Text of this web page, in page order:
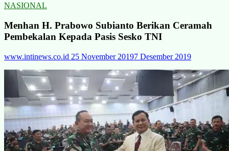
NASIONAL
Menhan H. Prabowo Subianto Berikan Ceramah
Pembekalan Kepada Pasis Sesko TNI
www.intinews.co.id 25 November 20197 Desember 2019